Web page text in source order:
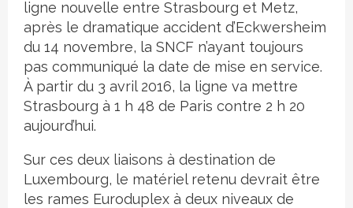
ligne nouvelle entre Strasbourg et Metz,
après le dramatique accident d’Eckwersheim
du 14 novembre, la SNCF n’ayant toujours
pas communiqué la date de mise en service.
À partir du 3 avril 2016, la ligne va mettre
Strasbourg à 1 h 48 de Paris contre 2 h 20
aujourd’hui.
Sur ces deux liaisons à destination de
Luxembourg, le matériel retenu devrait être
les rames Euroduplex à deux niveaux de